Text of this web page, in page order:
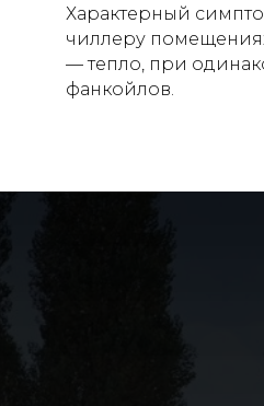
Характерный
чиллеру
— тепло, при
фанкойлов.